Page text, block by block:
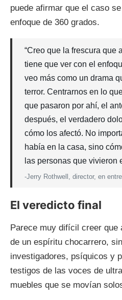
puede afirmar que el caso
enfoque de 360 grados.
“Creo que la frescura que
tiene que ver con el
veo más como un drama
terror. Centrarnos en lo
que pasaron por ahí, el
después, el verdadero
cómo los afectó. No
había en la casa, sino
las personas que vivieron
-Jerry Rothwell, director, en
El veredicto final
Parece muy difícil creer que
de un espíritu chocarrero,
investigadores, psíquicos y
testigos de las voces de
muebles que se movían